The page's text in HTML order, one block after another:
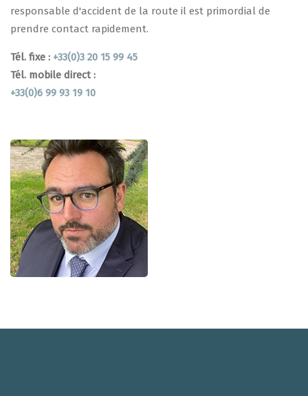
responsable d'accident de la route il est primordial de
prendre contact rapidement.
Tél. fixe : +33(0)3 20 15 99 45
Tél. mobile direct :
+33(0)6 99 93 19 10